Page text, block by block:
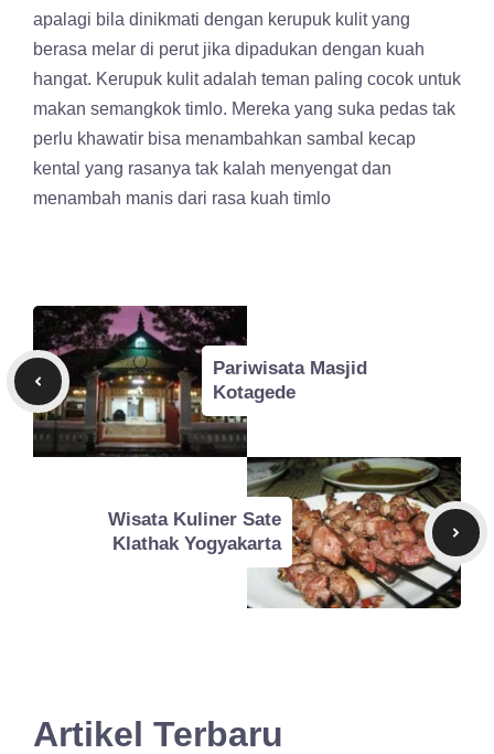
apalagi bila dinikmati dengan kerupuk kulit yang
berasa melar di perut jika dipadukan dengan kuah
hangat. Kerupuk kulit adalah teman paling cocok untuk
makan semangkok timlo. Mereka yang suka pedas tak
perlu khawatir bisa menambahkan sambal kecap
kental yang rasanya tak kalah menyengat dan
menambah manis dari rasa kuah timlo
Pariwisata Masjid
Kotagede
Wisata Kuliner Sate
Klathak Yogyakarta
Artikel Terbaru